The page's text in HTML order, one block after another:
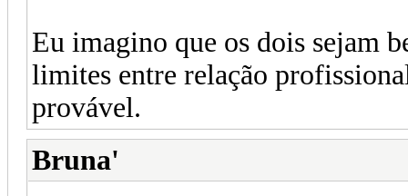
Eu imagino que os dois sejam
limites entre relação
provável.
Bruna'